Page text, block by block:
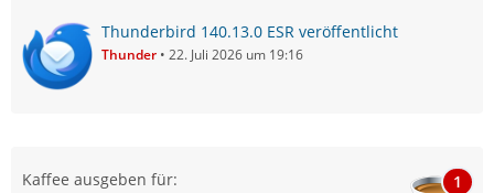
Thunderbird 140.13.0 ESR veröffentlicht
Thunder 22. Juli 2026 um 19:16
Kaffee ausgeben für: 1